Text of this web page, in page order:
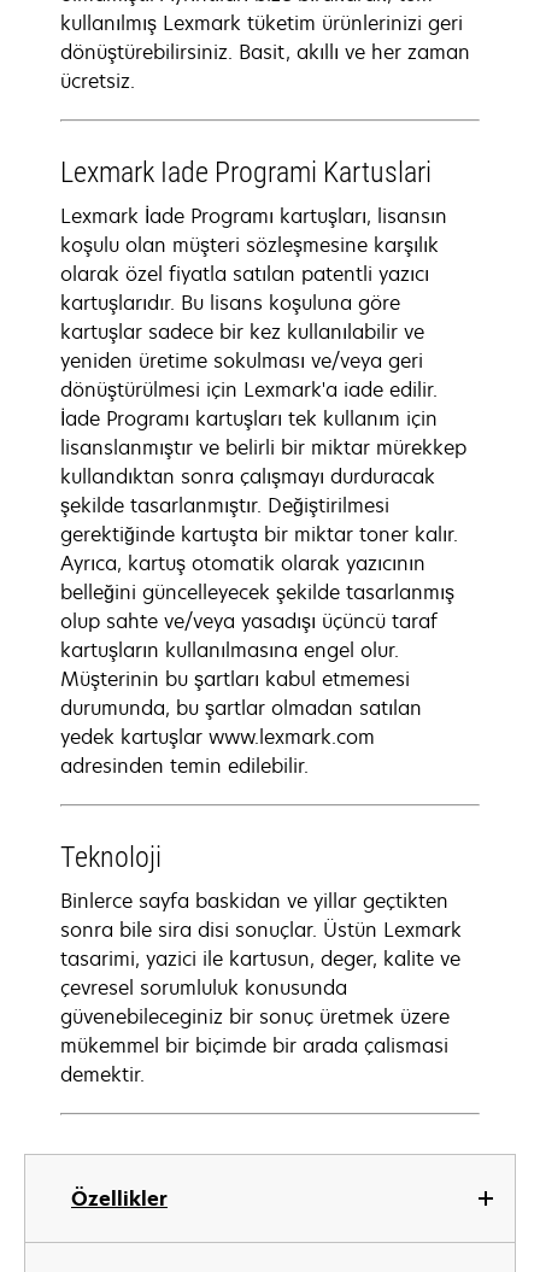
Özellikler
kullanılmış Lexmark tüketim ürünlerinizi geri
dönüştürebilirsiniz. Basit, akıllı ve her zaman
ücretsiz.
Lexmark Iade Programi Kartuslari
Lexmark İade Programı kartuşları, lisansın
koşulu olan müşteri sözleşmesine karşılık
olarak özel fiyatla satılan patentli yazıcı
kartuşlarıdır. Bu lisans koşuluna göre
kartuşlar sadece bir kez kullanılabilir ve
yeniden üretime sokulması ve/veya geri
dönüştürülmesi için Lexmark'a iade edilir.
İade Programı kartuşları tek kullanım için
lisanslanmıştır ve belirli bir miktar mürekkep
kullandıktan sonra çalışmayı durduracak
şekilde tasarlanmıştır. Değiştirilmesi
gerektiğinde kartuşta bir miktar toner kalır.
Ayrıca, kartuş otomatik olarak yazıcının
belleğini güncelleyecek şekilde tasarlanmış
olup sahte ve/veya yasadışı üçüncü taraf
kartuşların kullanılmasına engel olur.
Müşterinin bu şartları kabul etmemesi
durumunda, bu şartlar olmadan satılan
yedek kartuşlar www.lexmark.com
adresinden temin edilebilir.
Teknoloji
Binlerce sayfa baskidan ve yillar geçtikten
sonra bile sira disi sonuçlar. Üstün Lexmark
tasarimi, yazici ile kartusun, deger, kalite ve
çevresel sorumluluk konusunda
güvenebileceginiz bir sonuç üretmek üzere
mükemmel bir biçimde bir arada çalismasi
demektir.